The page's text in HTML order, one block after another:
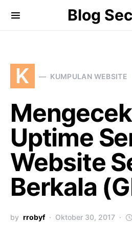
Blog
K KUMPULAN WEBSITE
Mengecek
Uptime
Website
Berkala
by rrobyf Oktober 30, 2017